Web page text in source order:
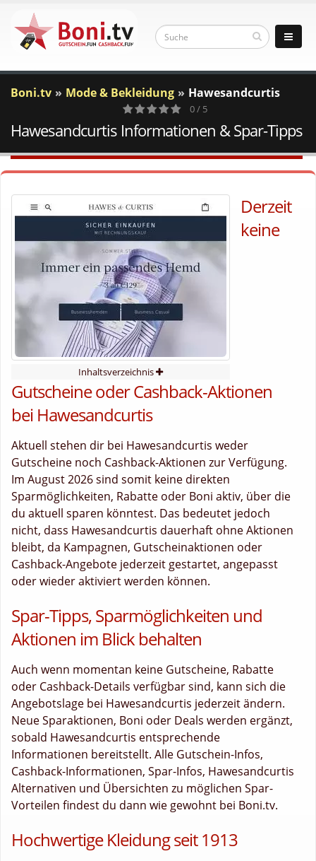
Boni.tv Mode & Bekleidung Hawesandcurtis
0
Votes
0 / 5
Hawesandcurtis Informationen & Spar-Tipps
Inhaltsverzeichnis
Derzeit
keine
Gutscheine oder Cashback-Aktionen
bei Hawesandcurtis
Aktuell stehen dir bei Hawesandcurtis weder
Gutscheine noch Cashback-Aktionen zur Verfügung.
Im August 2026 sind somit keine direkten
Sparmöglichkeiten, Rabatte oder Boni aktiv, über die
du aktuell sparen könntest. Das bedeutet jedoch
nicht, dass Hawesandcurtis dauerhaft ohne Aktionen
bleibt, da Kampagnen, Gutscheinaktionen oder
Cashback-Angebote jederzeit gestartet, angepasst
oder wieder aktiviert werden können.
Spar-Tipps, Sparmöglichkeiten und
Aktionen im Blick behalten
Auch wenn momentan keine Gutscheine, Rabatte
oder Cashback-Details verfügbar sind, kann sich die
Angebotslage bei Hawesandcurtis jederzeit ändern.
Neue Sparaktionen, Boni oder Deals werden ergänzt,
sobald Hawesandcurtis entsprechende
Informationen bereitstellt. Alle Gutschein-Infos,
Cashback-Informationen, Spar-Infos, Hawesandcurtis
Alternativen und Übersichten zu möglichen Spar-
Vorteilen findest du dann wie gewohnt bei Boni.tv.
Hochwertige Kleidung seit 1913